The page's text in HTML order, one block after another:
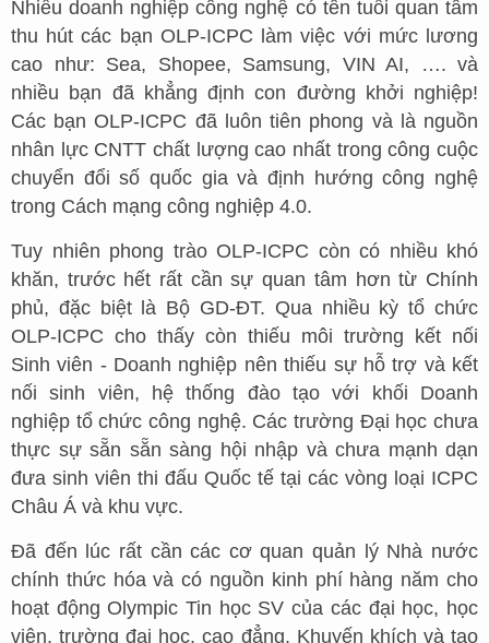
Nhiều doanh nghiệp công nghệ có tên tuổi quan tâm
thu hút các bạn OLP-ICPC làm việc với mức lương
cao như: Sea, Shopee, Samsung, VIN AI, …. và
nhiều bạn đã khẳng định con đường khởi nghiệp!
Các bạn OLP-ICPC đã luôn tiên phong và là nguồn
nhân lực CNTT chất lượng cao nhất trong công cuộc
chuyển đổi số quốc gia và định hướng công nghệ
trong Cách mạng công nghiệp 4.0.
Tuy nhiên phong trào OLP-ICPC còn có nhiều khó
khăn, trước hết rất cần sự quan tâm hơn từ Chính
phủ, đặc biệt là Bộ GD-ĐT. Qua nhiều kỳ tổ chức
OLP-ICPC cho thấy còn thiếu môi trường kết nối
Sinh viên - Doanh nghiệp nên thiếu sự hỗ trợ và kết
nối sinh viên, hệ thống đào tạo với khối Doanh
nghiệp tổ chức công nghệ. Các trường Đại học chưa
thực sự sẵn sẵn sàng hội nhập và chưa mạnh dạn
đưa sinh viên thi đấu Quốc tế tại các vòng loại ICPC
Châu Á và khu vực.
Đã đến lúc rất cần các cơ quan quản lý Nhà nước
chính thức hóa và có nguồn kinh phí hàng năm cho
hoạt động Olympic Tin học SV của các đại học, học
viện, trường đại học, cao đẳng. Khuyến khích và tạo